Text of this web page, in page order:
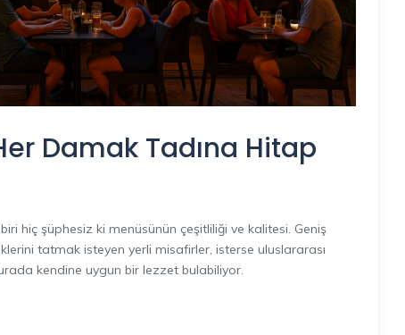
Damak Tadına Hitap
hiç şüphesiz ki menüsünün çeşitliliği ve kalitesi. Geniş
tatmak isteyen yerli misafirler, isterse uluslararası
kendine uygun bir lezzet bulabiliyor.